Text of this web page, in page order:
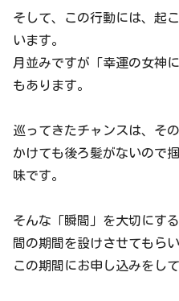
そして、この行動には、起
います。
月並みですが「幸運の女神
もあります。
巡ってきたチャンスは、そ
かけても後ろ髪がないので
味です。
そんな「瞬間」を大切にす
間の期間を設けさせてもらい
この期間にお申し込みをし